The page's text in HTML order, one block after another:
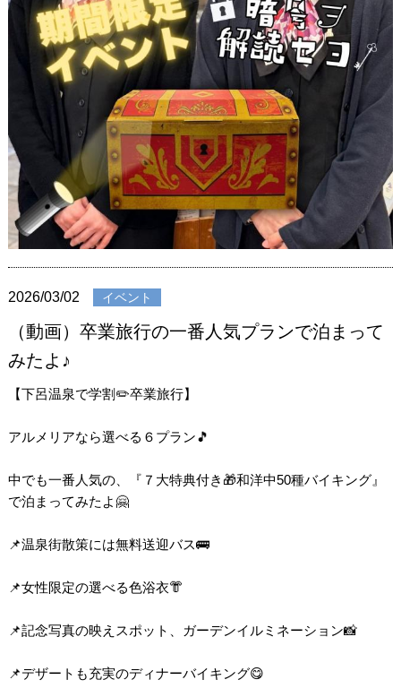
2026/03/02 イベント
（動画）卒業旅行の一番人気プランで泊まって
みたよ♪
【下呂温泉で学割✏️卒業旅行】
アルメリアなら選べる６プラン🎵
中でも一番人気の、『７大特典付き🎁和洋中50種バイキング』
で泊まってみたよ🤗
📌温泉街散策には無料送迎バス🚌
📌女性限定の選べる色浴衣👘
📌記念写真の映えスポット、ガーデンイルミネーション📸
📌デザートも充実のディナーバイキング😋